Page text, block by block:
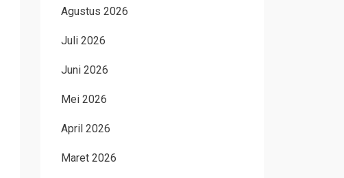
Agustus 2026
Juli 2026
Juni 2026
Mei 2026
April 2026
Maret 2026